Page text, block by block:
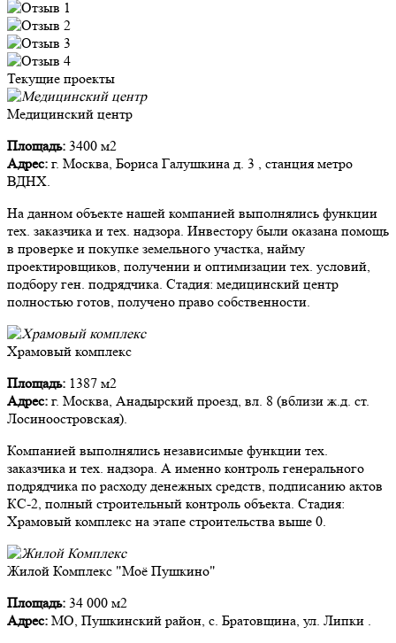
Текущие проекты
Медицинский центр
Площадь: 3400 м2
Адрес: г. Москва, Бориса Галушкина д. 3 , станция метро
ВДНХ.
На данном объекте нашей компанией выполнялись функции
тех. заказчика и тех. надзора. Инвестору были оказана помощь
в проверке и покупке земельного участка, найму
проектировщиков, получении и оптимизации тех. условий,
подбору ген. подрядчика. Стадия: медицинский центр
полностью готов, получено право собственности.
Храмовый комплекс
Площадь: 1387 м2
Адрес: г. Москва, Анадырский проезд, вл. 8 (вблизи ж.д. ст.
Лосиноостровская).
Компанией выполнялись независимые функции тех.
заказчика и тех. надзора. А именно контроль генерального
подрядчика по расходу денежных средств, подписанию актов
КС-2, полный строительный контроль объекта. Стадия:
Храмовый комплекс на этапе строительства выше 0.
Жилой Комплекс "Моё Пушкино"
Площадь: 34 000 м2
Адрес: МО, Пушкинский район, с. Братовщина, ул. Липки .